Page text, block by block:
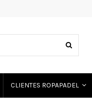
CLIENTES ROPAPADEL